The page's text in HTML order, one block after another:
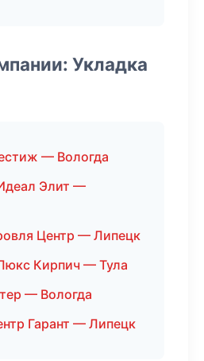
Укладка
— Вологда
Элит —
Центр — Липецк
Кирпич — Тула
— Вологда
Гарант — Липецк